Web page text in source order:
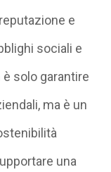
e
sociali e
solo garantire
ma è un
una